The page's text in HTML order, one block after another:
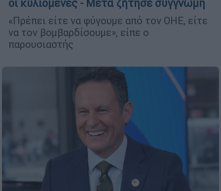
οι κυλιόμενες - Μετά ζήτησε συγγνώμη
«Πρέπει είτε να φύγουμε από τον ΟΗΕ, είτε
να τον βομβαρδίσουμε», είπε ο
παρουσιαστής